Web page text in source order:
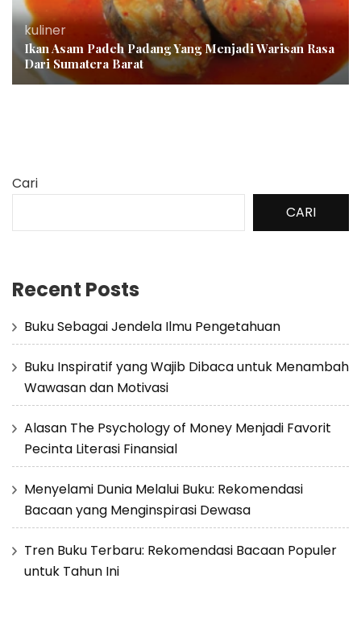
kuliner
Ikan Asam Padeh Padang Yang Menjadi Warisan Rasa
Dari Sumatera Barat
Cari
CARI
Recent Posts
Buku Sebagai Jendela Ilmu Pengetahuan
Buku Inspiratif yang Wajib Dibaca untuk Menambah
Wawasan dan Motivasi
Alasan The Psychology of Money Menjadi Favorit
Pecinta Literasi Finansial
Menyelami Dunia Melalui Buku: Rekomendasi
Bacaan yang Menginspirasi Dewasa
Tren Buku Terbaru: Rekomendasi Bacaan Populer
untuk Tahun Ini